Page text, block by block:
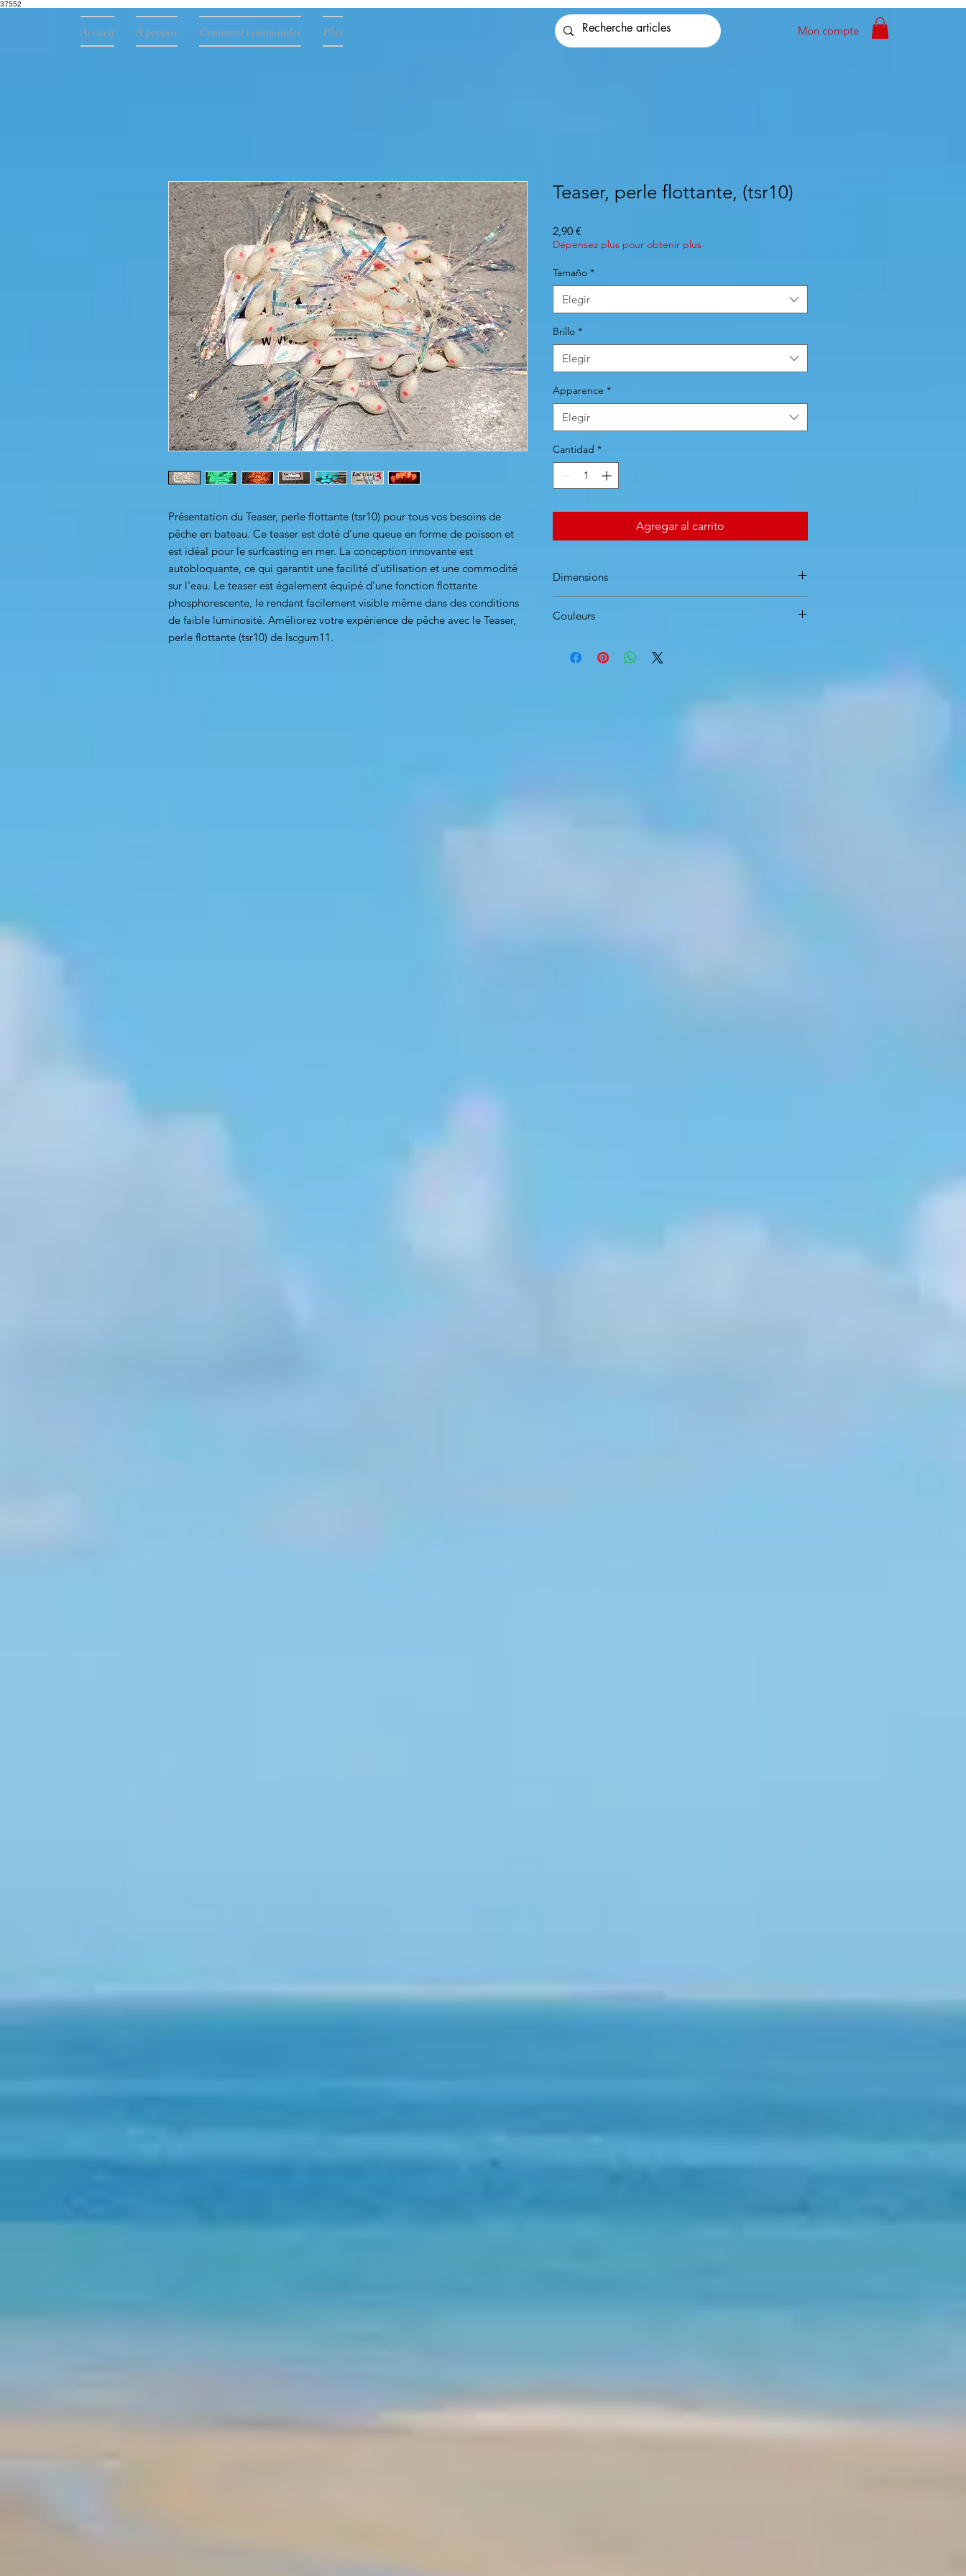
37552
Accueil À propos Comment commander Plus Mon compte
Présentation du Teaser, perle flottante (tsr10) pour tous vos besoins de
pêche en bateau. Ce teaser est doté d'une queue en forme de poisson et
est idéal pour le surfcasting en mer. La conception innovante est
autobloquante, ce qui garantit une facilité d'utilisation et une commodité
sur l'eau. Le teaser est également équipé d'une fonction flottante
phosphorescente, le rendant facilement visible même dans des conditions
de faible luminosité. Améliorez votre expérience de pêche avec le Teaser,
perle flottante (tsr10) de lscgum11.
Teaser, perle flottante, (tsr10)
2,90 €
Dépensez plus pour obtenir plus
Tamaño *
Elegir
Brillo *
Elegir
Apparence *
Elegir
Cantidad *
Agregar al carrito
Dimensions
6 pièces par blister
Couleurs
Rouge/blanc phospho